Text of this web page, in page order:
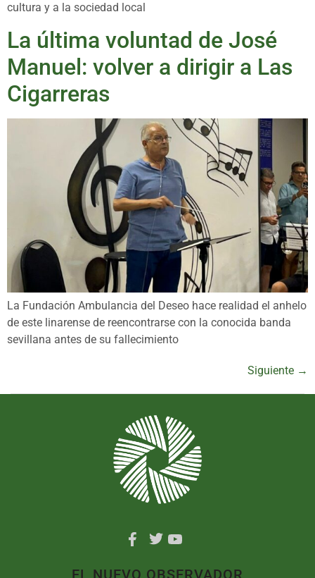
cultura y a la sociedad local
La última voluntad de José
Manuel: volver a dirigir a Las
Cigarreras
La Fundación Ambulancia del Deseo hace realidad el anhelo
de este linarense de reencontrarse con la conocida banda
sevillana antes de su fallecimiento
Siguiente →
EL NUEVO OBSERVADOR